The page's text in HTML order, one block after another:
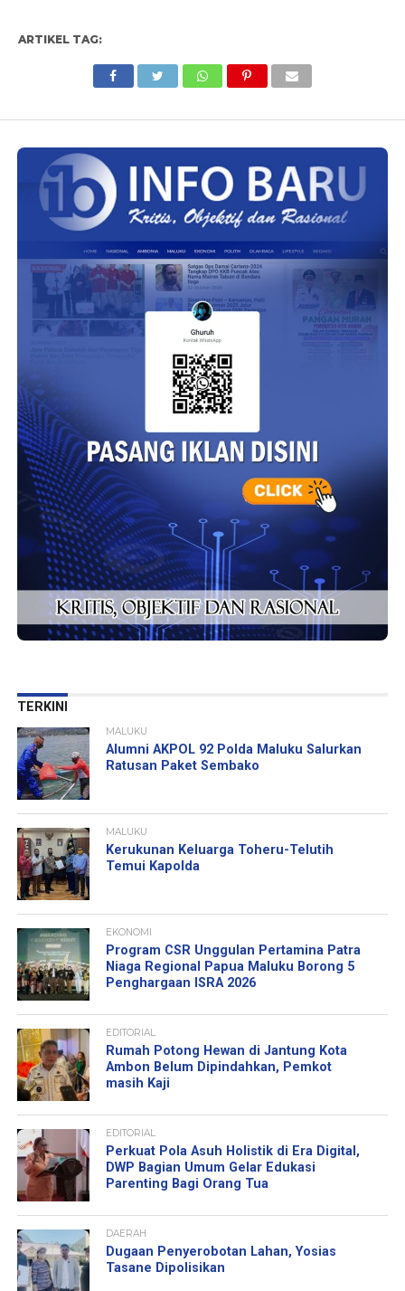
ARTIKEL TAG:
TERKINI
MALUKU
Alumni AKPOL 92 Polda Maluku Salurkan
Ratusan Paket Sembako
MALUKU
Kerukunan Keluarga Toheru-Telutih
Temui Kapolda
EKONOMI
Program CSR Unggulan Pertamina Patra
Niaga Regional Papua Maluku Borong 5
Penghargaan ISRA 2026
EDITORIAL
Rumah Potong Hewan di Jantung Kota
Ambon Belum Dipindahkan, Pemkot
masih Kaji
EDITORIAL
Perkuat Pola Asuh Holistik di Era Digital,
DWP Bagian Umum Gelar Edukasi
Parenting Bagi Orang Tua
DAERAH
Dugaan Penyerobotan Lahan, Yosias
Tasane Dipolisikan